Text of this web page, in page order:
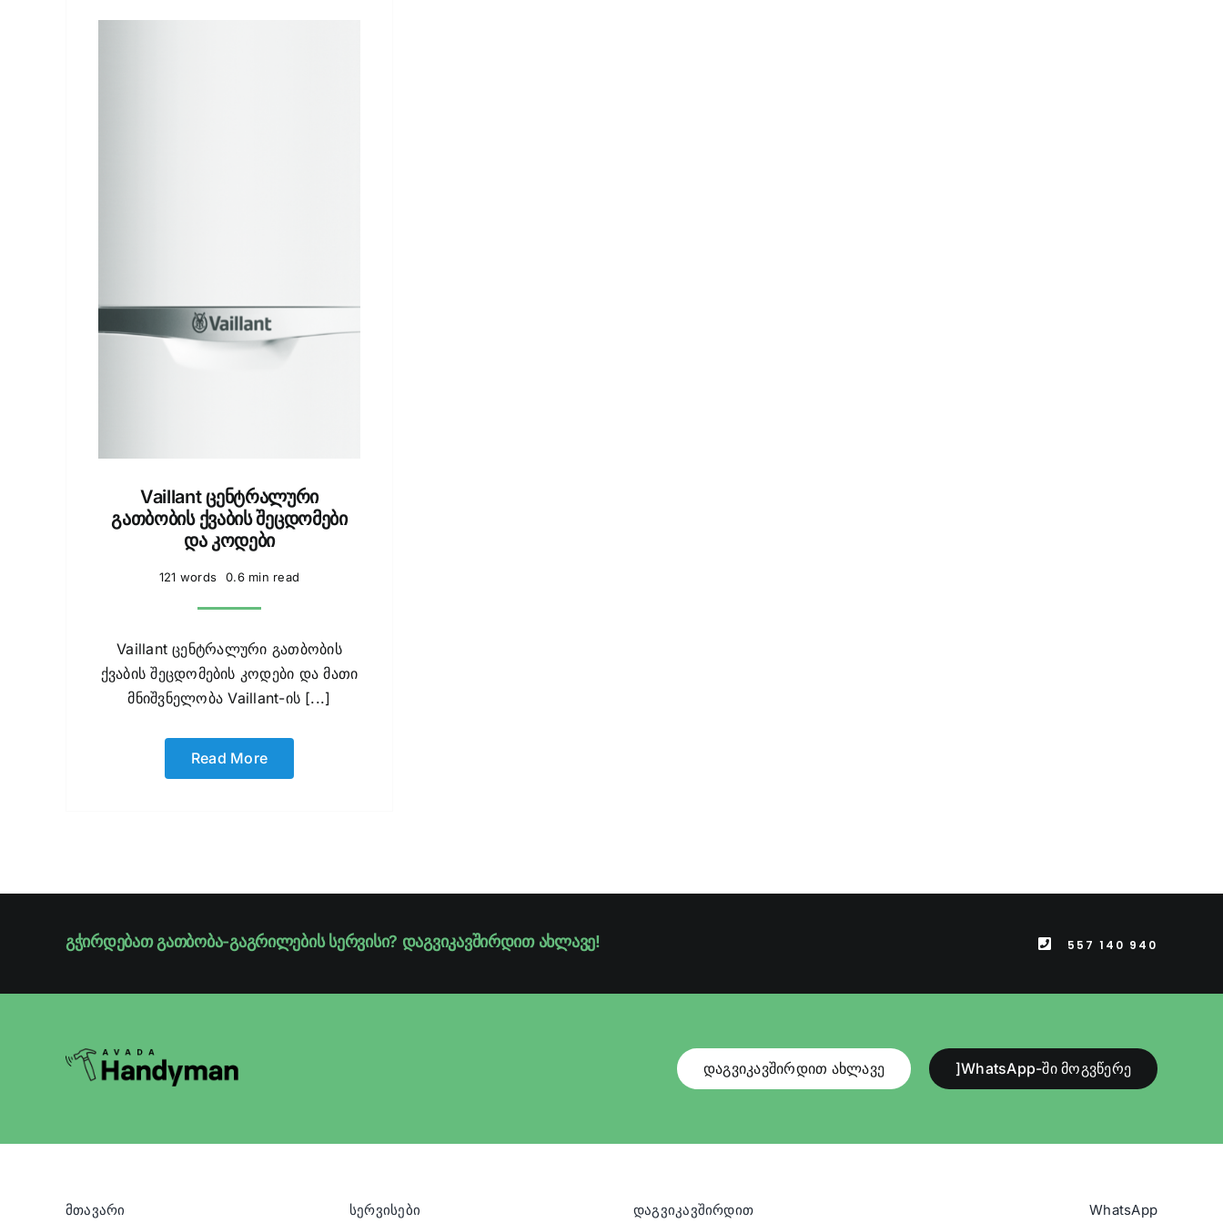
Vaillant ცენტრალური
გათბობის ქვაბის შეცდომები
და კოდები
121 words 0.6 min read
Vaillant ცენტრალური გათბობის
ქვაბის შეცდომების კოდები და მათი
მნიშვნელობა Vaillant-ის [...]
Read More
გჭირდებათ გათბობა-გაგრილების სერვისი? დაგვიკავშირდით ახლავე! 557 140 940
დაგვიკავშირდით ახლავე ]WhatsApp-ში მოგვწერე
მთავარი სერვისები დაგვიკავშირდით WhatsApp